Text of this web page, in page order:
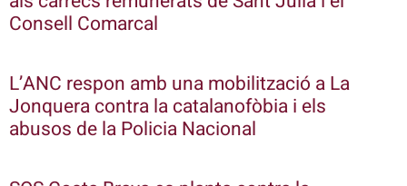
Consell Comarcal
L’ANC respon amb una mobilització a La
Jonquera contra la catalanofòbia i els
abusos de la Policia Nacional